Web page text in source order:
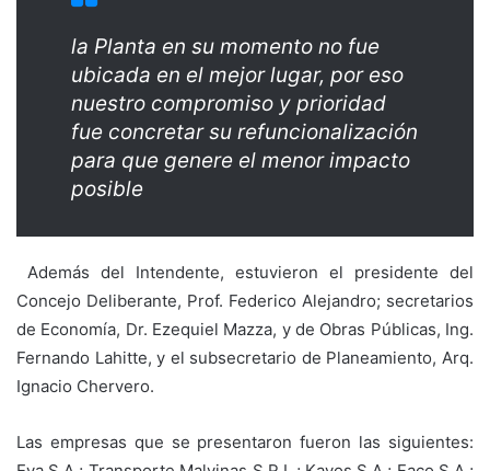
la Planta en su momento no fue
ubicada en el mejor lugar, por eso
nuestro compromiso y prioridad
fue concretar su refuncionalización
para que genere el menor impacto
posible
Además del Intendente, estuvieron el presidente del
Concejo Deliberante, Prof. Federico Alejandro; secretarios
de Economía, Dr. Ezequiel Mazza, y de Obras Públicas, Ing.
Fernando Lahitte, y el subsecretario de Planeamiento, Arq.
Ignacio Chervero.
Las empresas que se presentaron fueron las siguientes: